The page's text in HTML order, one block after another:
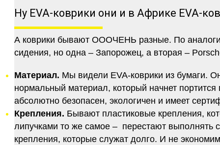
Ну EVA-коврики они и в Африке EVA-
А коврики бывают ОООЧЕНЬ разные. По
сидения, но одна – Запорожец, а вторая –
Материал. Мы видели EVA-коврики из бумаги.
нормальный материал, который начнет
абсолютно безопасен, экологичен и имеет
Крепления. Бывают пластиковые крепления,
липучками то же самое – перестают
крепления, которые служат долго. И не